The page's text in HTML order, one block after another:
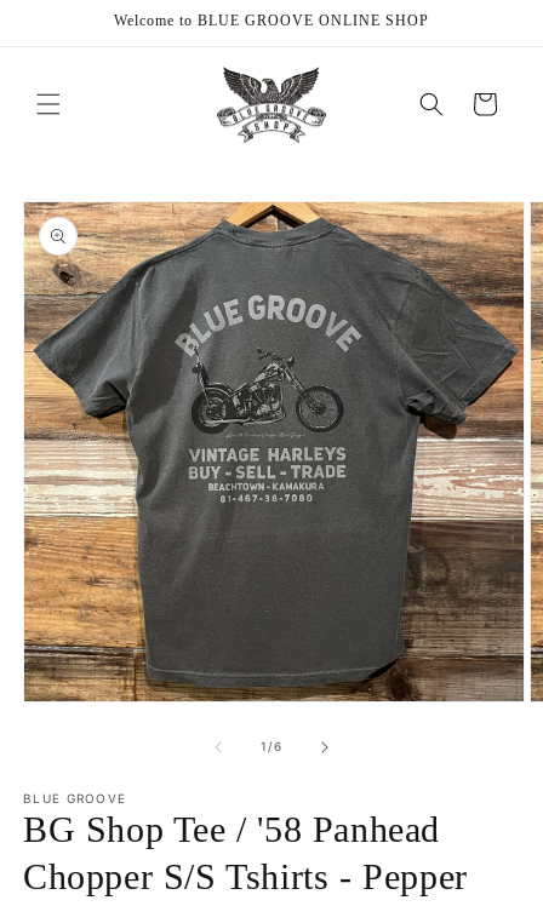
Welcome to BLUE GROOVE ONLINE SHOP
Cart
Skip to
product
information
1/of
6
BLUE GROOVE
BG Shop Tee / '58 Panhead
Chopper S/S Tshirts - Pepper